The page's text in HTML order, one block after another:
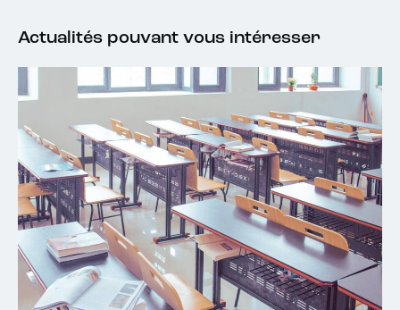
Actualités pouvant vous intéresser